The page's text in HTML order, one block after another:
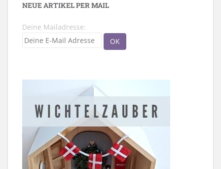
NEUE ARTIKEL PER MAIL
Deine Mailadresse: